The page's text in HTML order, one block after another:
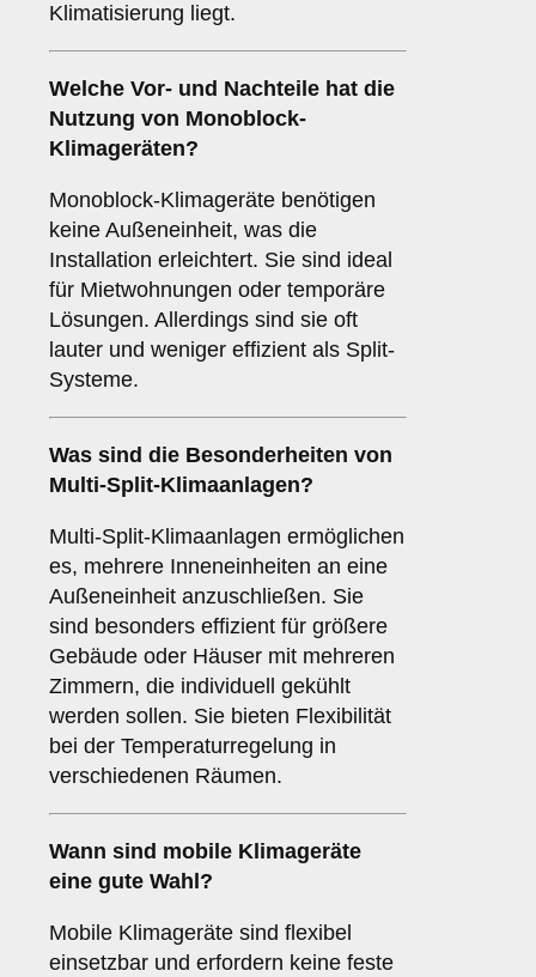
Klimatisierung liegt.
Welche Vor- und Nachteile hat die
Nutzung von Monoblock-
Klimageräten?
Monoblock-Klimageräte benötigen
keine Außeneinheit, was die
Installation erleichtert. Sie sind ideal
für Mietwohnungen oder temporäre
Lösungen. Allerdings sind sie oft
lauter und weniger effizient als Split-
Systeme.
Was sind die Besonderheiten von
Multi-Split-Klimaanlagen?
Multi-Split-Klimaanlagen ermöglichen
es, mehrere Inneneinheiten an eine
Außeneinheit anzuschließen. Sie
sind besonders effizient für größere
Gebäude oder Häuser mit mehreren
Zimmern, die individuell gekühlt
werden sollen. Sie bieten Flexibilität
bei der Temperaturregelung in
verschiedenen Räumen.
Wann sind mobile Klimageräte
eine gute Wahl?
Mobile Klimageräte sind flexibel
einsetzbar und erfordern keine feste